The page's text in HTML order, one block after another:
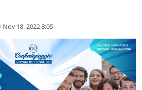
Nov 18, 2022 8:05